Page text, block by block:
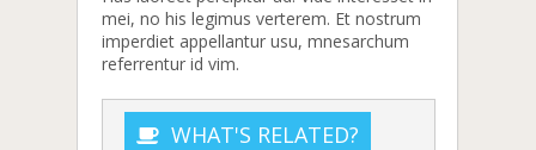
mei, no his legimus verterem. Et nostrum
imperdiet appellantur usu, mnesarchum
referrentur id vim.
WHAT'S RELATED?